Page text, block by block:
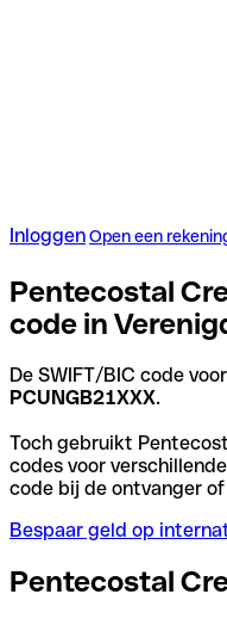
InloggenOpen een
Pentecostal
code in
De SWIFT/BIC code
PCUNGB21XXX.
Toch gebruikt
codes voor
code bij de ontvanger
Bespaar geld op
Pentecostal